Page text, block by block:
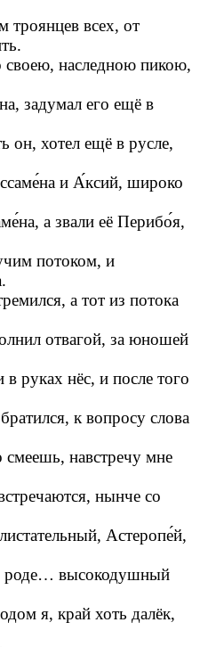
троянцев всех, от
наследною пикою,
задумал его ещё в
он, хотел ещё в русле,
и А́ксий, широко
а звали её Перибо́я,
потоком, и
а тот из потока
отвагой, за юношей
руках нёс, и после того
к вопросу слова
смеешь, навстречу мне
нынче со
Астеропе́й,
роде… высокодушный
я, край хоть далёк,